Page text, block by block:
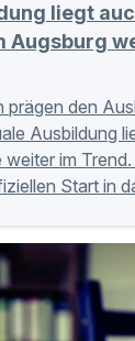
liegt
Augsburg
prägen den
Ausbildung
im
Start in